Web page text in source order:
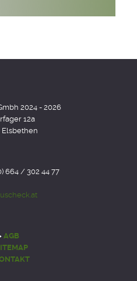
2024 - 2026
12a
Elsbethen
664 / 302 44 77
AGB